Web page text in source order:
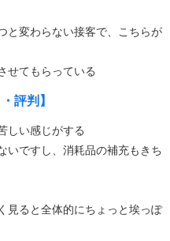
と変わらない接客で、こちらが
せてもらっている
評判】
しい感じがする
いですし、消耗品の補充もきち
見ると全体的にちょっと埃っぽ